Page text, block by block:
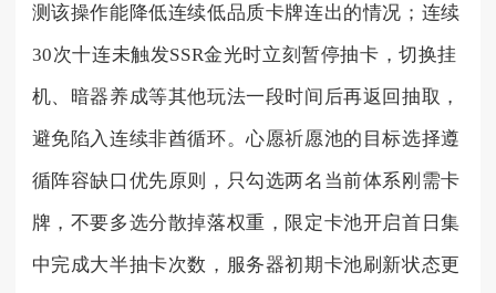
测该操作能降低连续低品质卡牌连出的情况；连续
30次十连未触发SSR金光时立刻暂停抽卡，切换挂
机、暗器养成等其他玩法一段时间后再返回抽取，
避免陷入连续非酋循环。心愿祈愿池的目标选择遵
循阵容缺口优先原则，只勾选两名当前体系刚需卡
牌，不要多选分散掉落权重，限定卡池开启首日集
中完成大半抽卡次数，服务器初期卡池刷新状态更